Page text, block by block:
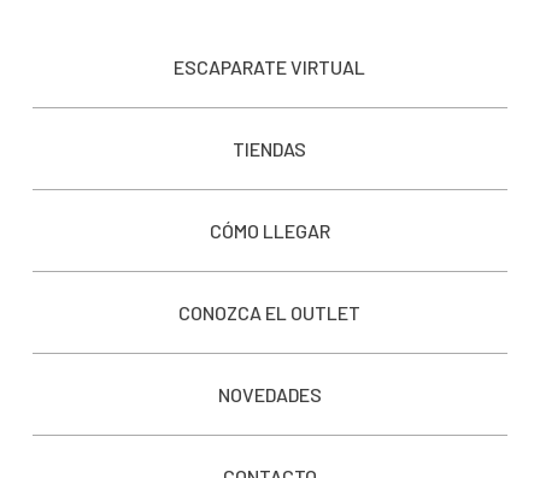
ESCAPARATE VIRTUAL
TIENDAS
CÓMO LLEGAR
CONOZCA EL OUTLET
NOVEDADES